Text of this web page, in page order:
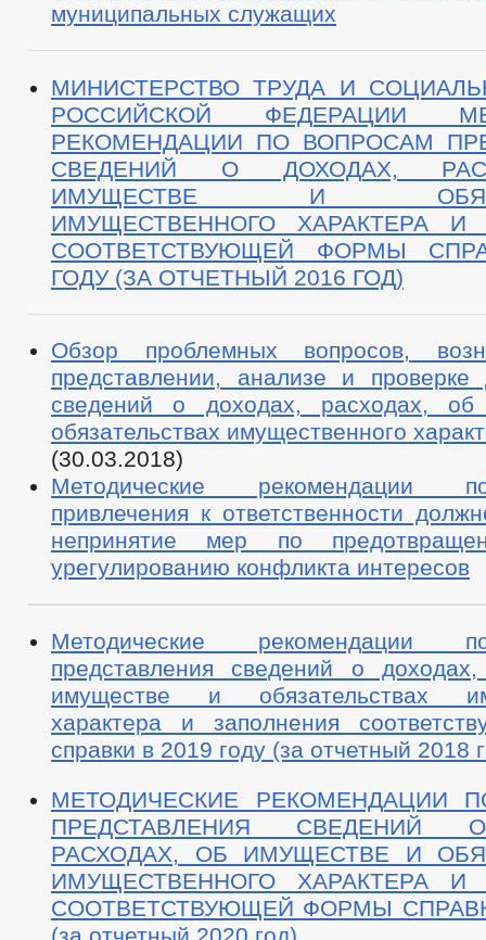
муниципальных служащих
МИНИСТЕРСТВО ТРУДА И
РОССИЙСКОЙ ФЕДЕРАЦИИ
РЕКОМЕНДАЦИИ ПО ВОПРОСАМ
СВЕДЕНИЙ О ДОХОДАХ,
ИМУЩЕСТВЕ И
ИМУЩЕСТВЕННОГО ХАРАКТЕРА И
СООТВЕТСТВУЮЩЕЙ ФОРМЫ
ГОДУ (ЗА ОТЧЕТНЫЙ 2016 ГОД)
Обзор проблемных вопросов,
представлении, анализе и проверке
сведений о доходах, расходах,
обязательствах имущественного
(30.03.2018)
Методические рекомендации
привлечения к ответственности
непринятие мер по
урегулированию конфликта интересов
Методические рекомендации
представления сведений о
имуществе и обязательствах
характера и заполнения
справки в 2019 году (за отчетный 2018
МЕТОДИЧЕСКИЕ РЕКОМЕНДАЦИИ
ПРЕДСТАВЛЕНИЯ СВЕДЕНИЙ
РАСХОДАХ, ОБ ИМУЩЕСТВЕ И
ИМУЩЕСТВЕННОГО ХАРАКТЕРА И
СООТВЕТСТВУЮЩЕЙ ФОРМЫ